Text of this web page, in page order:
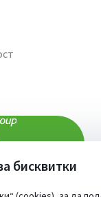
бисквитки
ни